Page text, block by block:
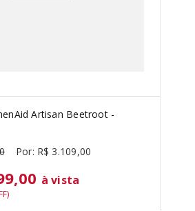
Artisan Beetroot -
R$ 3.109,00
à vista